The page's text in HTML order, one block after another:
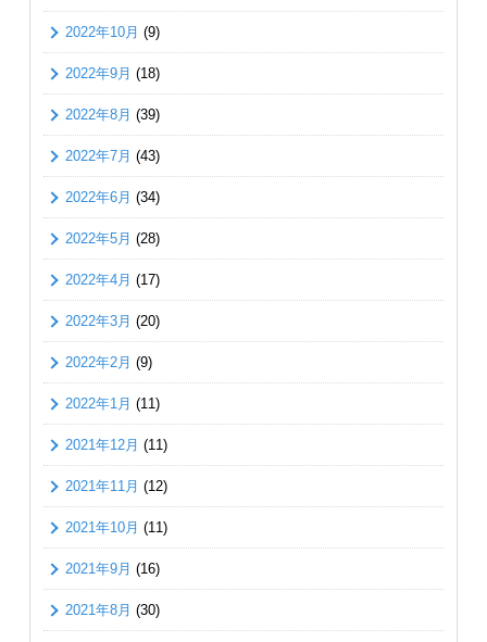
2022年10月 (9)
2022年9月 (18)
2022年8月 (39)
2022年7月 (43)
2022年6月 (34)
2022年5月 (28)
2022年4月 (17)
2022年3月 (20)
2022年2月 (9)
2022年1月 (11)
2021年12月 (11)
2021年11月 (12)
2021年10月 (11)
2021年9月 (16)
2021年8月 (30)